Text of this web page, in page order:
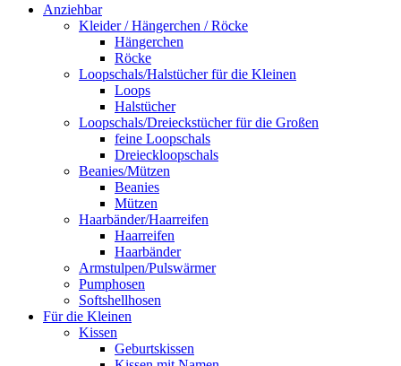
Anziehbar
Kleider / Hängerchen / Röcke
Hängerchen
Röcke
Loopschals/Halstücher für die Kleinen
Loops
Halstücher
Loopschals/Dreieckstücher für die Großen
feine Loopschals
Dreieckloopschals
Beanies/Mützen
Beanies
Mützen
Haarbänder/Haarreifen
Haarreifen
Haarbänder
Armstulpen/Pulswärmer
Pumphosen
Softshellhosen
Für die Kleinen
Kissen
Geburtskissen